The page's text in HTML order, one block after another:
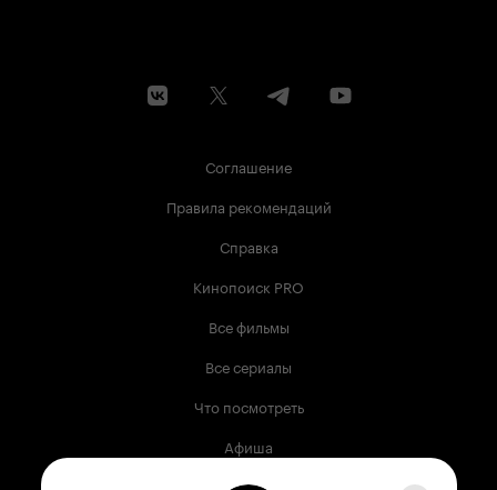
Соглашение
Правила рекомендаций
Справка
Кинопоиск PRO
Все фильмы
Все сериалы
Что посмотреть
Афиша
Музыка